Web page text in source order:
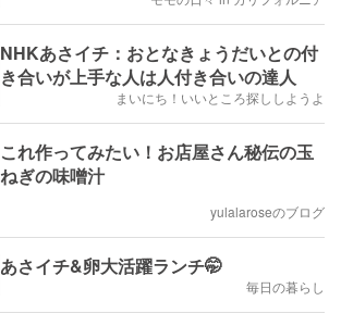
NHKあさイチ：おとなきょうだいとの付
き合いが上手な人は人付き合いの達人
まいにち！いいところ探ししようよ
これ作ってみたい！お店屋さん秘伝の玉
ねぎの味噌汁
yulalaroseのブログ
あさイチ&卵大活躍ランチ🤭
毎日の暮らし